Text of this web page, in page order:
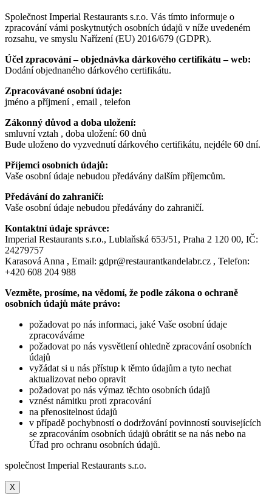
Společnost Imperial Restaurants s.r.o. Vás tímto informuje o
zpracování vámi poskytnutých osobních údajů v níže uvedeném
rozsahu, ve smyslu Nařízení (EU) 2016/679 (GDPR).
Účel zpracování – objednávka dárkového certifikátu – web:
Dodání objednaného dárkového certifikátu.
Zpracovávané osobní údaje:
jméno a příjmení , email , telefon
Zákonný důvod a doba uložení:
smluvní vztah , doba uložení: 60 dnů
Bude uloženo do vyzvednutí dárkového certifikátu, nejdéle 60 dní.
Příjemci osobních údajů:
Vaše osobní údaje nebudou předávány dalším příjemcům.
Předávání do zahraničí:
Vaše osobní údaje nebudou předávány do zahraničí.
Kontaktní údaje správce:
Imperial Restaurants s.r.o., Lublaňská 653/51, Praha 2 120 00, IČ:
24279757
Karasová Anna , Email: gdpr@restaurantkandelabr.cz , Telefon:
+420 608 204 988
Vezměte, prosíme, na vědomí, že podle zákona o ochraně
osobních údajů máte právo:
požadovat po nás informaci, jaké Vaše osobní údaje
zpracováváme
požadovat po nás vysvětlení ohledně zpracování osobních
údajů
vyžádat si u nás přístup k těmto údajům a tyto nechat
aktualizovat nebo opravit
požadovat po nás výmaz těchto osobních údajů
vznést námitku proti zpracování
na přenositelnost údajů
v případě pochybností o dodržování povinností souvisejících
se zpracováním osobních údajů obrátit se na nás nebo na
Úřad pro ochranu osobních údajů.
společnost Imperial Restaurants s.r.o.
X